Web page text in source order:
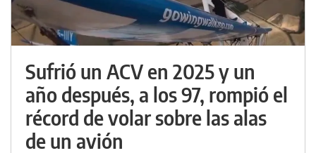
Sufrió un ACV en 2025 y un
año después, a los 97, rompió el
récord de volar sobre las alas
de un avión